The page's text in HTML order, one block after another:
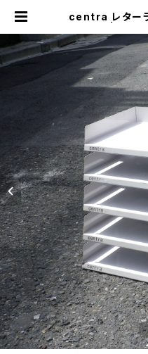
centra レター
シ